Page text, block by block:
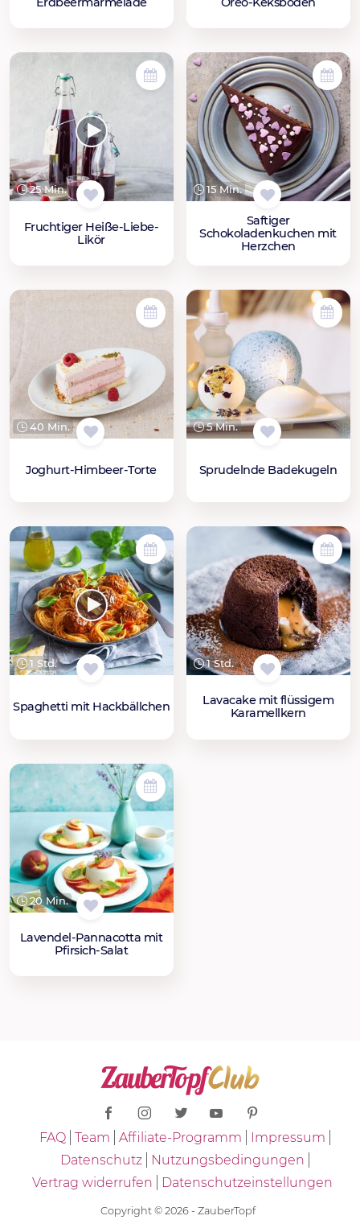
25 Min.
Fruchtiger Heiße-Liebe-
Likör
15 Min.
Saftiger
Schokoladenkuchen mit
Herzchen
40 Min.
Joghurt-Himbeer-Torte
5 Min.
Sprudelnde Badekugeln
1 Std.
Spaghetti mit Hackbällchen
1 Std.
Lavacake mit flüssigem
Karamellkern
20 Min.
Lavendel-Pannacotta mit
Pfirsich-Salat
FAQ Team Affiliate-Programm
Impressum
Datenschutz
Nutzungsbedingungen
Vertrag widerrufen
Datenschutzeinstellungen
Copyright © 2026 - ZauberTopf